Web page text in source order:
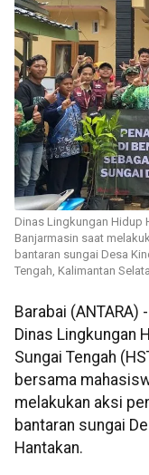
Dinas Lingkungan Hidup
Banjarmasin saat
bantaran sungai Desa
Tengah, Kalimantan
Barabai (ANTARA) -
Dinas Lingkungan
Sungai Tengah
bersama
melakukan aksi
bantaran sungai
Hantakan.